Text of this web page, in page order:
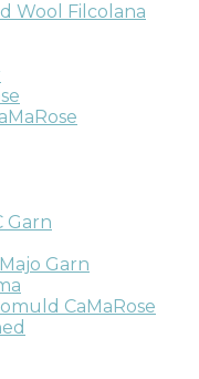
Wool Filcolana
Garn
Garn
CaMaRose